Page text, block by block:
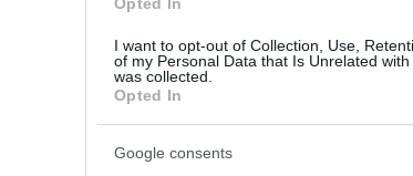
I want to opt-out of Collection, Use,
of my Personal Data that Is Unrelated
was collected.
Opted In
Google consents
are marked